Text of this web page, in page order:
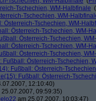
Tschechien, WM-Halbfinale (
Tschechien, WM-
Österreich-Tschechien, WM-
Österreich-Tschechien, WM-
Österreich-Tschechien,
Österreich-Tschechien, WM-
Österreich-Tschechien,
Fußball: Österreich-Tschechien,
Fußball: Österreich-
Fußball: Österreich-
12:10:40)
25.07.2007, 09:59:35)
am 25.07.2007, 10:03:47)